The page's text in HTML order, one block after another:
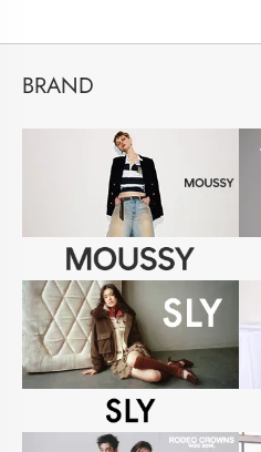
BRAND